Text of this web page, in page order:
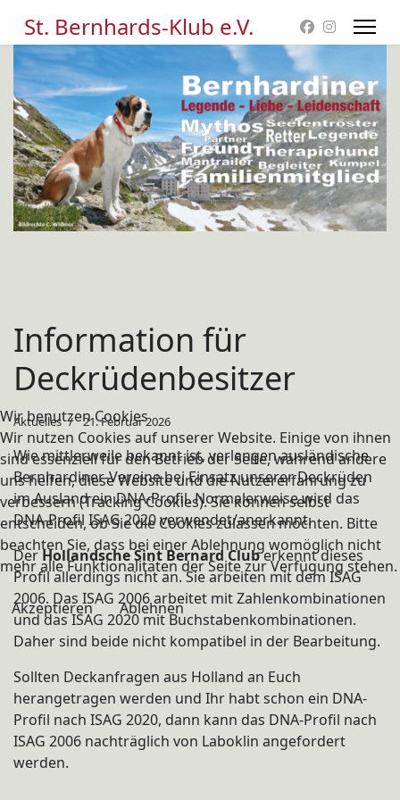
St. Bernhards-Klub e.V.
Information für
Deckrüdenbesitzer
Aktuelles 21. Februar 2026
Wie mittlerweile bekannt ist, verlangen ausländische
Bernhardiner-Vereine bei Einsatz unserer Deckrüden
im Ausland ein DNA-Profil. Normalerweise wird das
DNA-Profil ISAG 2020 verwendet/anerkannt.
DerHollandsche Sint Bernard Cluberkennt dieses
Profil allerdings nicht an. Sie arbeiten mit dem ISAG
2006. Das ISAG 2006 arbeitet mit Zahlenkombinationen
und das ISAG 2020 mit Buchstabenkombinationen.
Daher sind beide nicht kompatibel in der Bearbeitung.
Sollten Deckanfragen aus Holland an Euch
herangetragen werden und Ihr habt schon ein DNA-
Profil nach ISAG 2020, dann kann das DNA-Profil nach
ISAG 2006 nachträglich von Laboklin angefordert
werden.
Wir benutzen Cookies
Wir nutzen Cookies auf unserer Website. Einige von ihnen
sind essenziell für den Betrieb der Seite, während andere
uns helfen, diese Website und die Nutzererfahrung zu
verbessern (Tracking Cookies). Sie können selbst
entscheiden, ob Sie die Cookies zulassen möchten. Bitte
beachten Sie, dass bei einer Ablehnung womöglich nicht
mehr alle Funktionalitäten der Seite zur Verfügung stehen.
Akzeptieren Ablehnen